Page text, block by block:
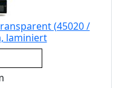
(45020 /
laminiert